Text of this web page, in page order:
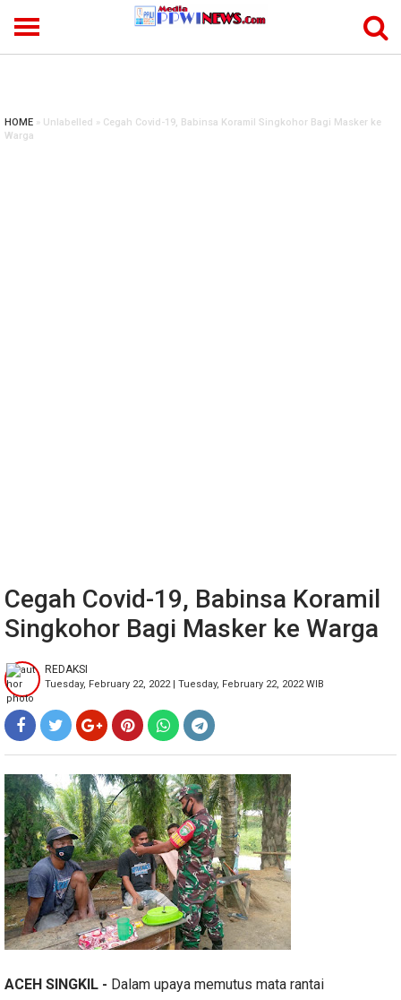
HOME » Unlabelled » Cegah Covid-19, Babinsa Koramil Singkohor Bagi Masker ke
Warga
Cegah Covid-19, Babinsa Koramil
Singkohor Bagi Masker ke Warga
REDAKSI
Tuesday, February 22, 2022 | Tuesday, February 22, 2022 WIB
ACEH SINGKIL - Dalam upaya memutus mata rantai